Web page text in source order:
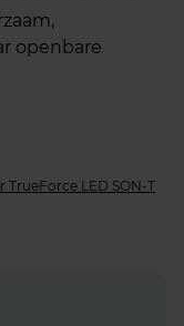
openbare
LED SON-T